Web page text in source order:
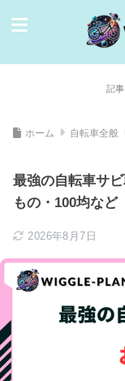
記
ホーム 自転車全般
最強の自転車サ
もの・100均など
2026年8月7日